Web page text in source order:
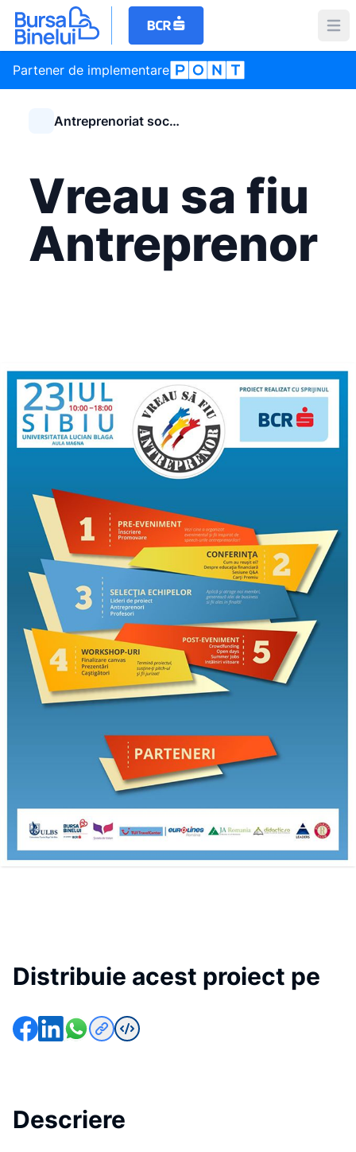
Partener de implementare
Antreprenoriat social
Vreau sa fiu
Antreprenor
Distribuie acest proiect pe
Descriere